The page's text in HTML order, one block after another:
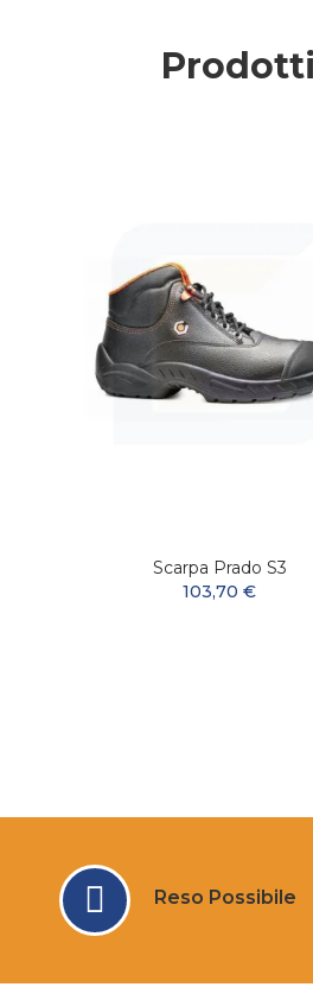
Scarpa Prado S3
103,70 €
Reso Possibile